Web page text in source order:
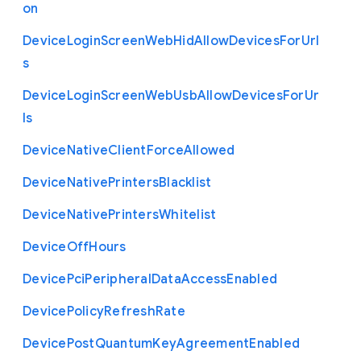
on
DeviceLoginScreenWebHidAllowDevicesForUrl
s
DeviceLoginScreenWebUsbAllowDevicesForUr
ls
DeviceNativeClientForceAllowed
DeviceNativePrintersBlacklist
DeviceNativePrintersWhitelist
DeviceOffHours
DevicePciPeripheralDataAccessEnabled
DevicePolicyRefreshRate
DevicePostQuantumKeyAgreementEnabled